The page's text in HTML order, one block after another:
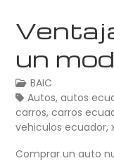
un
BAIC
Autos,autos
carros,carros
vehiculos ecuador,
Comprar un auto